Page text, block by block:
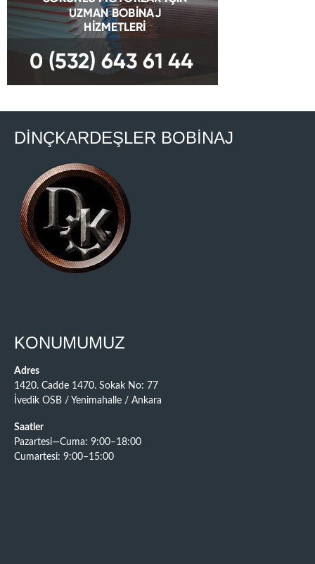
DİNÇKARDEŞLER BOBİNAJ
KONUMUMUZ
Adres
1420. Cadde 1470. Sokak No: 77
İvedik OSB / Yenimahalle / Ankara
Saatler
Pazartesi—Cuma: 9:00–18:00
Cumartesi: 9:00–15:00